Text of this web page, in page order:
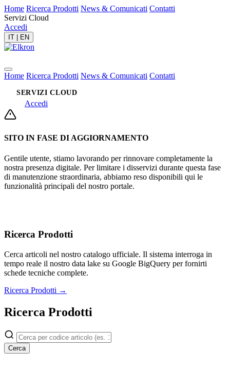
Home Ricerca Prodotti News & Comunicati Contatti
Servizi Cloud
Accedi
IT EN
Home Ricerca Prodotti News & Comunicati Contatti
SERVIZI CLOUD
Accedi
SITO IN FASE DI AGGIORNAMENTO
Gentile utente, stiamo lavorando per rinnovare completamente la
nostra presenza digitale. Per limitare i disservizi durante questa fase
di manutenzione straordinaria, abbiamo reso disponibili qui le
funzionalità principali del nostro portale.
Ricerca Prodotti
Cerca articoli nel nostro catalogo ufficiale. Il sistema interroga in
tempo reale il nostro data lake su Google BigQuery per fornirti
schede tecniche complete.
Ricerca Prodotti →
Ricerca Prodotti
Cerca